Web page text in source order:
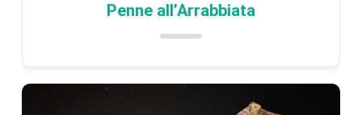
Penne all’Arrabbiata